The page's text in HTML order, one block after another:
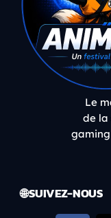
Le
de la
🌐 SUIVEZ-NOUS